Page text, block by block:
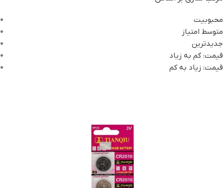
محبوبیت
متوسط امتیاز
جدیدترین
قیمت: کم به زیاد
قیمت: زیاد به کم